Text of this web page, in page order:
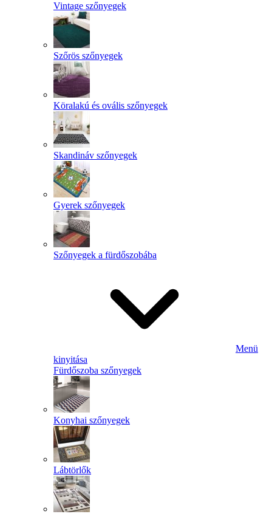
Vintage szőnyegek
Szőrös szőnyegek
Köralakú és ovális szőnyegek
Skandináv szőnyegek
Gyerek szőnyegek
Szőnyegek a fürdőszobába
Menü
kinyitása
Fürdőszoba szőnyegek
Konyhai szőnyegek
Lábtörlők